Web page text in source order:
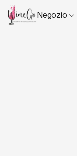
Negozio